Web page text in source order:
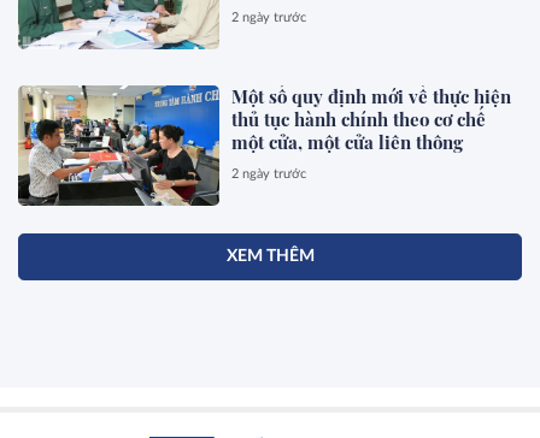
2 ngày trước
Một số quy định mới về thực hiện
thủ tục hành chính theo cơ chế
một cửa, một cửa liên thông
2 ngày trước
XEM THÊM